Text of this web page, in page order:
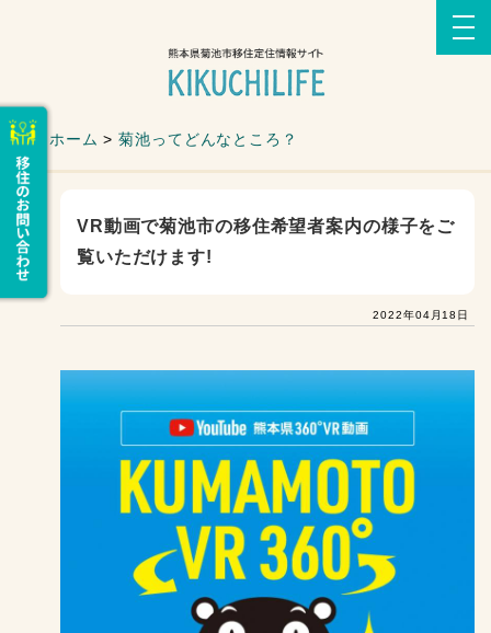
ホーム >菊池ってどんなところ？
VR動画で菊池市の移住希望者案内の様子をご
覧いただけます!
2022年04月18日